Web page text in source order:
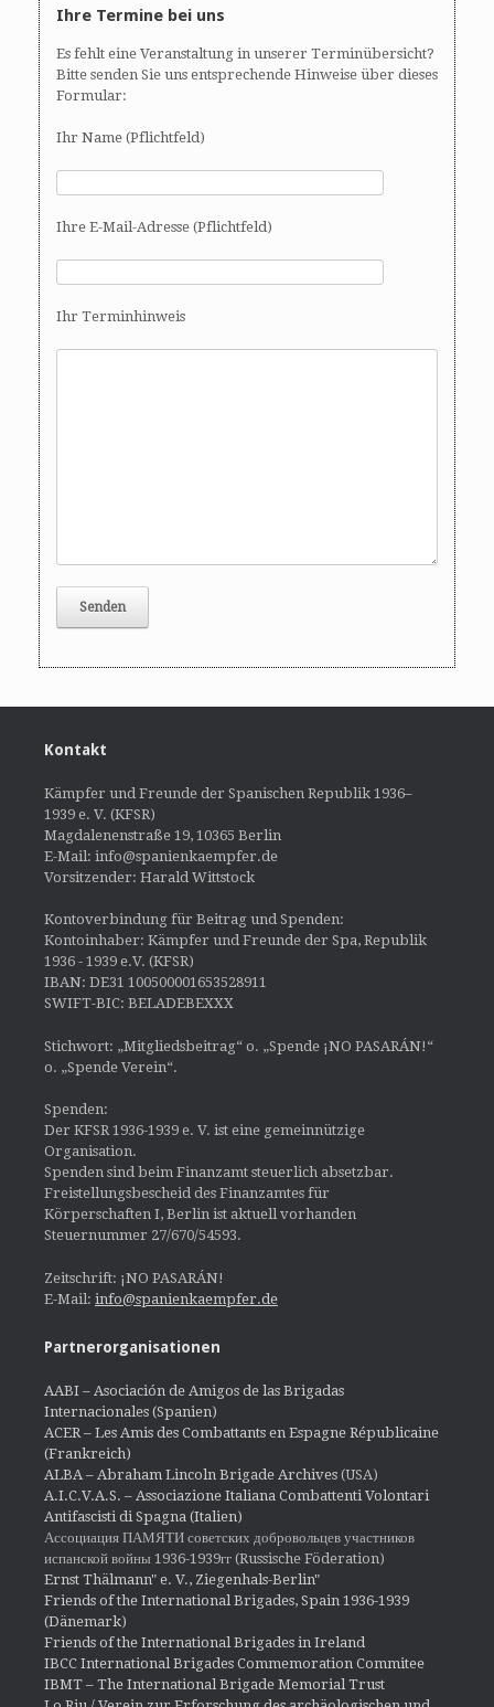
Ihre Termine bei uns
Es fehlt eine Veranstaltung in unserer Terminübersicht?
Bitte senden Sie uns entsprechende Hinweise über dieses
Formular:
Ihr Name (Pflichtfeld)
Ihre E-Mail-Adresse (Pflichtfeld)
Ihr Terminhinweis
Kontakt
Kämpfer und Freunde der Spanischen Republik 1936–
1939 e. V. (KFSR)
Magdalenenstraße 19, 10365 Berlin
E-Mail: info@spanienkaempfer.de
Vorsitzender: Harald Wittstock
Kontoverbindung für Beitrag und Spenden:
Kontoinhaber: Kämpfer und Freunde der Spa, Republik
1936 - 1939 e.V. (KFSR)
IBAN: DE31 100500001653528911
SWIFT-BIC: BELADEBEXXX
Stichwort: „Mitgliedsbeitrag“ o. „Spende ¡NO PASARÁN!“
o. „Spende Verein“.
Spenden:
Der KFSR 1936-1939 e. V. ist eine gemeinnützige
Organisation.
Spenden sind beim Finanzamt steuerlich absetzbar.
Freistellungsbescheid des Finanzamtes für
Körperschaften I, Berlin ist aktuell vorhanden
Steuernummer 27/670/54593.
Zeitschrift: ¡NO PASARÁN!
E-Mail: info@spanienkaempfer.de
Partnerorganisationen
AABI – Asociación de Amigos de las Brigadas
Internacionales (Spanien)
ACER – Les Amis des Combattants en Espagne Républicaine
(Frankreich)
ALBA – Abraham Lincoln Brigade Archives (USA)
A.I.C.V.A.S. – Associazione Italiana Combattenti Volontari
Antifascisti di Spagna (Italien)
Ассоциация ПАМЯТИ советских добровольцев участников
испанской войны 1936-1939гг (Russische Föderation)
Ernst Thälmann" e. V., Ziegenhals-Berlin"
Friends of the International Brigades, Spain 1936-1939
(Dänemark)
Friends of the International Brigades in Ireland
IBCC International Brigades Commemoration Commitee
IBMT – The International Brigade Memorial Trust